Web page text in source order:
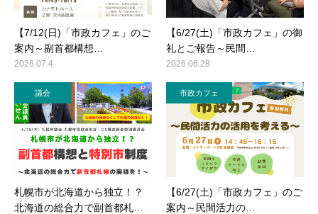
【7/12(日)「市政カフェ」のご
案内～副首都構想…
2026.07.4
【6/27(土)「市政カフェ」の御
礼とご報告～民間…
2026.06.28
議会
札幌市が北海道から独立！？
北海道の総合力で副首都札…
市政カフェ
【6/27(土)「市政カフェ」のご
案内～民間活力の…